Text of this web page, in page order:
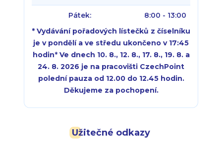
Užitečné odkazy
Pátek:
8:00 - 13:00
* Vydávání pořadových lístečků z číselníku
je v pondělí a ve středu ukončeno v 17:45
hodin* Ve dnech 10. 8., 12. 8., 17. 8., 19. 8. a
24. 8. 2026 je na pracovišti CzechPoint
polední pauza od 12.00 do 12.45 hodin.
Děkujeme za pochopení.
Úterý:
Úterý: